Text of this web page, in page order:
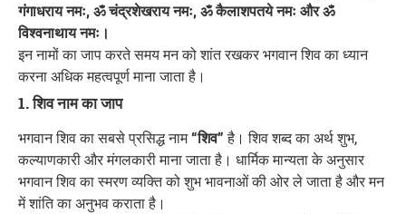
गंगाधराय नमः, ॐ चंद्रशेखराय नमः, ॐ कैलाशपतये नमः और ॐ
विश्वनाथाय नमः।
इन नामों का जाप करते समय मन को शांत रखकर भगवान शिव का ध्यान
करना अधिक महत्वपूर्ण माना जाता है।
1. शिव नाम का जाप
भगवान शिव का सबसे प्रसिद्ध नाम“शिव”है। शिव शब्द का अर्थ शुभ,
कल्याणकारी और मंगलकारी माना जाता है। धार्मिक मान्यता के अनुसार
भगवान शिव का स्मरण व्यक्ति को शुभ भावनाओं की ओर ले जाता है और मन
में शांति का अनुभव कराता है।